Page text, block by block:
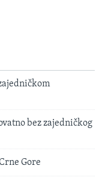
bez zajedničkog
Gore